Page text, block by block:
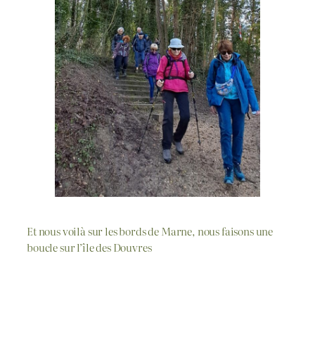
Et nous voilà sur les bords de Marne, nous faisons une
boucle sur l’île des Douvres